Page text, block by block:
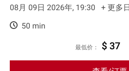
08月 09日 2026年, 19:30
+ 更多
50 min
最低价： $ 37